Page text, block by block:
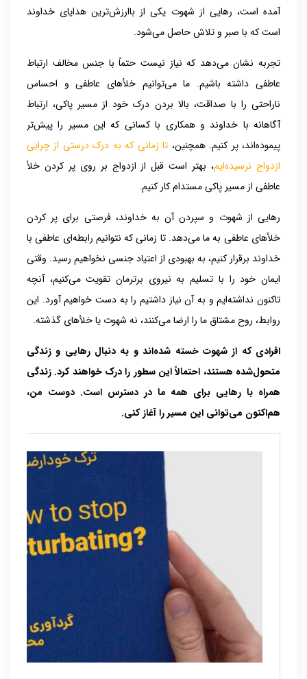
آمده است، رهایی از شهوت یکی از باارزش‌ترین هدایای خداوند
است که با صبر و تلاش حاصل می‌شود.
تجربه نشان می‌دهد که نیاز نیست حتماً با جنس مخالف ارتباط
عاطفی داشته باشیم. ما می‌توانیم خلأهای عاطفی و احساس
ناراحتی را با صداقت، بالا بردن درک خود از مسیر پاکی، ارتباط
آگاهانه با خداوند و همکاری با کسانی که این مسیر را پیش‌تر
پیموده‌اند، پر کنیم. همچنین، تا زمانی که به درک درستی از چرایی
ازدواج نرسیده‌ایم، بهتر است قبل از ازدواج بر روی پر کردن خلأ
عاطفی از مسیر پاکی مستدام کار کنیم.
رهایی از شهوت و سپردن آن به خداوند، فرصتی برای پر کردن
خلأهای عاطفی به ما می‌دهد. تا زمانی که نتوانیم رابطه‌ای عاطفی با
خداوند برقرار کنیم، به بهبودی از اعتیاد جنسی نخواهیم رسید. وقتی
ایمان خود را با تسلیم به نیروی برترمان تقویت می‌کنیم، آنچه
تاکنون نداشته‌ایم و به آن نیاز داشتیم را به دست خواهیم آورد. این
روابط، روح مشتاق ما را ارضا می‌کنند، نه شهوت یا خلأهای گذشته.
افرادی که از شهوت خسته شده‌اند و به دنبال رهایی و زندگی
متحول‌شده هستند، احتمالاً این سطور را درک خواهند کرد. زندگی
همراه با رهایی برای همه ما در دسترس است. دوست من،
هم‌اکنون می‌توانی این مسیر را آغاز کنی.